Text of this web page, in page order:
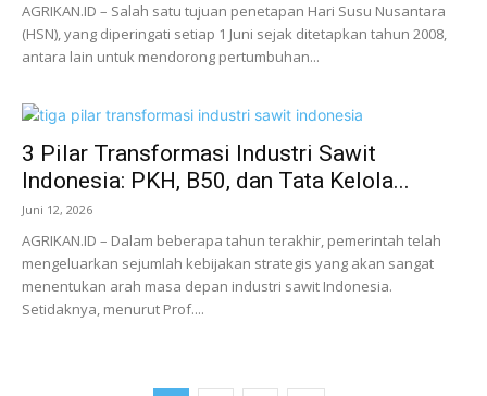
AGRIKAN.ID – Salah satu tujuan penetapan Hari Susu Nusantara
(HSN), yang diperingati setiap 1 Juni sejak ditetapkan tahun 2008,
antara lain untuk mendorong pertumbuhan...
3 Pilar Transformasi Industri Sawit
Indonesia: PKH, B50, dan Tata Kelola...
Juni 12, 2026
AGRIKAN.ID – Dalam beberapa tahun terakhir, pemerintah telah
mengeluarkan sejumlah kebijakan strategis yang akan sangat
menentukan arah masa depan industri sawit Indonesia.
Setidaknya, menurut Prof....